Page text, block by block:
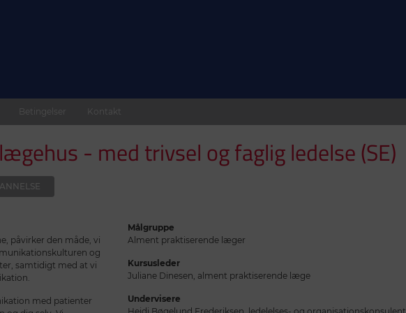
Betingelser Kontakt
- med trivsel og faglig ledelse (SE)
påvirker den måde, vi
og
samtidigt med at vi
med patienter
Målgruppe
Alment praktiserende læger
Kursusleder
Juliane Dinesen, alment praktiserende læge
Undervisere